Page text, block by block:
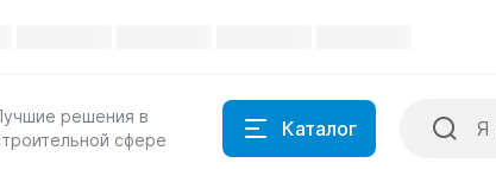
решения в
сфере
Каталог